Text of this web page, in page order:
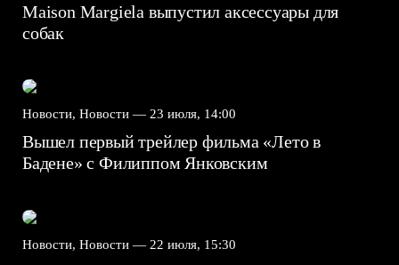
Maison Margiela выпустил аксессуары для
собак
Новости, Новости — 23 июля, 14:00
Вышел первый трейлер фильма «Лето в
Бадене» с Филиппом Янковским
Новости, Новости — 22 июля, 15:30